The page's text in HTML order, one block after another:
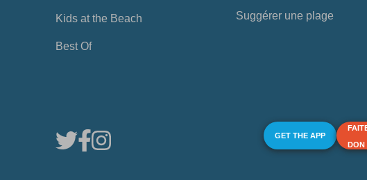
Kids at the Beach
Best Of
Suggérer une plage
GET THE APP
DON